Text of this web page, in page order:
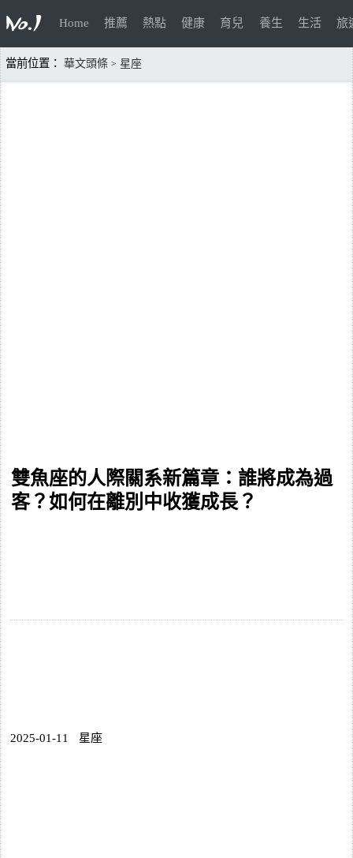
Home 推薦 熱點 健康 育兒 養生 生活 旅
當前位置： 華文頭條 > 星座
雙魚座的人際關系新篇章：誰將成為過
客？如何在離別中收獲成長？
2025-01-11 星座